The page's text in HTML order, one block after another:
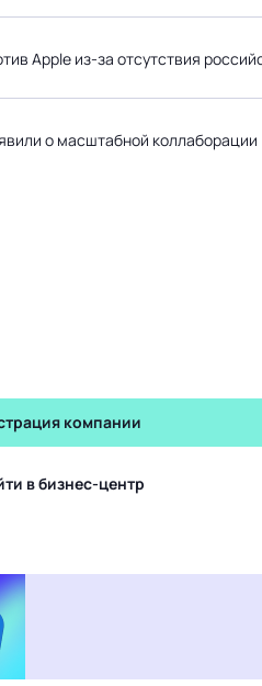
Apple из-за отсутствия
о масштабной коллаборации
компании
в бизнес-центр